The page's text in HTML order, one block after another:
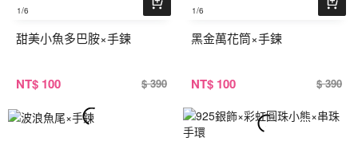
1/6
甜美小魚多巴胺×手鍊
NT$ 100 $ 390
1/6
黑金萬花筒×手鍊
NT$ 100 $ 390